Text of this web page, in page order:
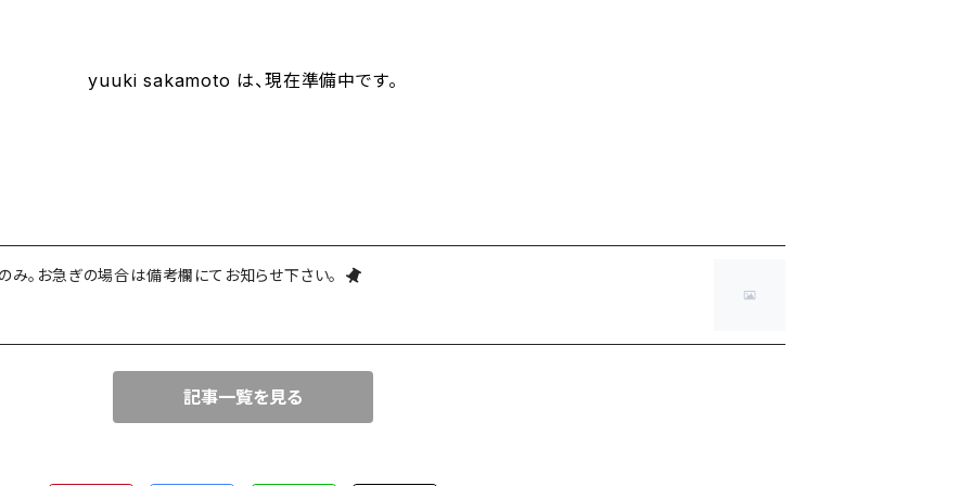
yuuki sakamoto は、現在準備中です。
。お急ぎの場合は備考欄にてお知らせ下さい。
記事一覧を見る